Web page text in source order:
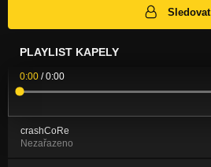
Sledovat
PLAYLIST KAPELY
0:00 /0:00
crashCoRe
Nezařazeno